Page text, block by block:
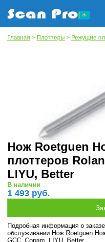
Главная > Плоттеры > Режущие
Нож Roetguen
плоттеров
LIYU, Better
В наличии
1 493 руб.
Подробная информация о
обслуживании Нож Roetguen
GCC, Copam, LIYU, Better